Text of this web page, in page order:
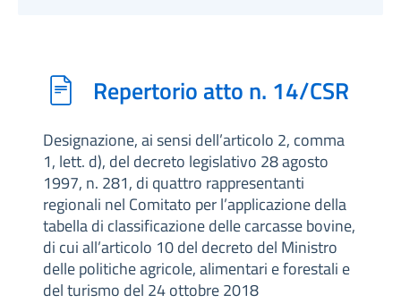
Repertorio atto n. 14/CSR
Designazione, ai sensi dell’articolo 2, comma
1, lett. d), del decreto legislativo 28 agosto
1997, n. 281, di quattro rappresentanti
regionali nel Comitato per l’applicazione della
tabella di classificazione delle carcasse bovine,
di cui all’articolo 10 del decreto del Ministro
delle politiche agricole, alimentari e forestali e
del turismo del 24 ottobre 2018